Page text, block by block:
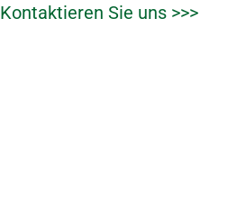
Kontaktieren Sie uns >>>